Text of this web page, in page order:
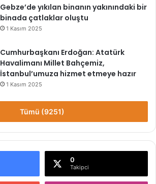
Gebze’de yıkılan binanın yakınındaki bir
binada çatlaklar oluştu
1 Kasım 2025
Cumhurbaşkanı Erdoğan: Atatürk
Havalimanı Millet Bahçemiz,
İstanbul’umuza hizmet etmeye hazır
1 Kasım 2025
Tümü (9251)
0
Takipci